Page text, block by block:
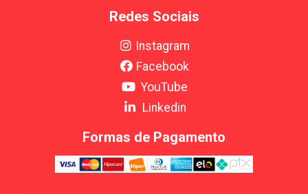
Redes Sociais
Instagram
Facebook
YouTube
Linkedin
Formas de Pagamento